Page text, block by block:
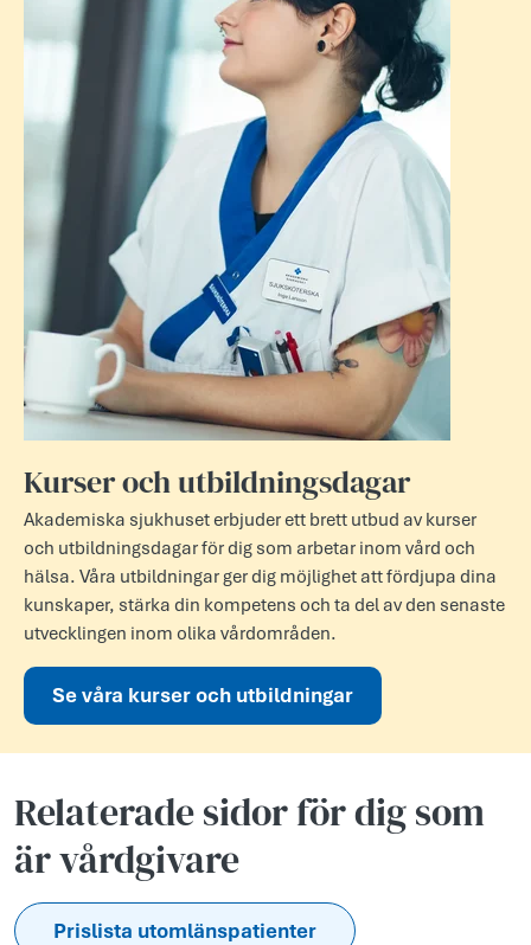
Kurser och utbildningsdagar
Akademiska sjukhuset erbjuder ett brett utbud av kurser
och utbildningsdagar för dig som arbetar inom vård och
hälsa. Våra utbildningar ger dig möjlighet att fördjupa dina
kunskaper, stärka din kompetens och ta del av den senaste
utvecklingen inom olika vårdområden.
Se våra kurser och utbildningar
Relaterade sidor för dig som
är vårdgivare
Prislista utomlänspatienter